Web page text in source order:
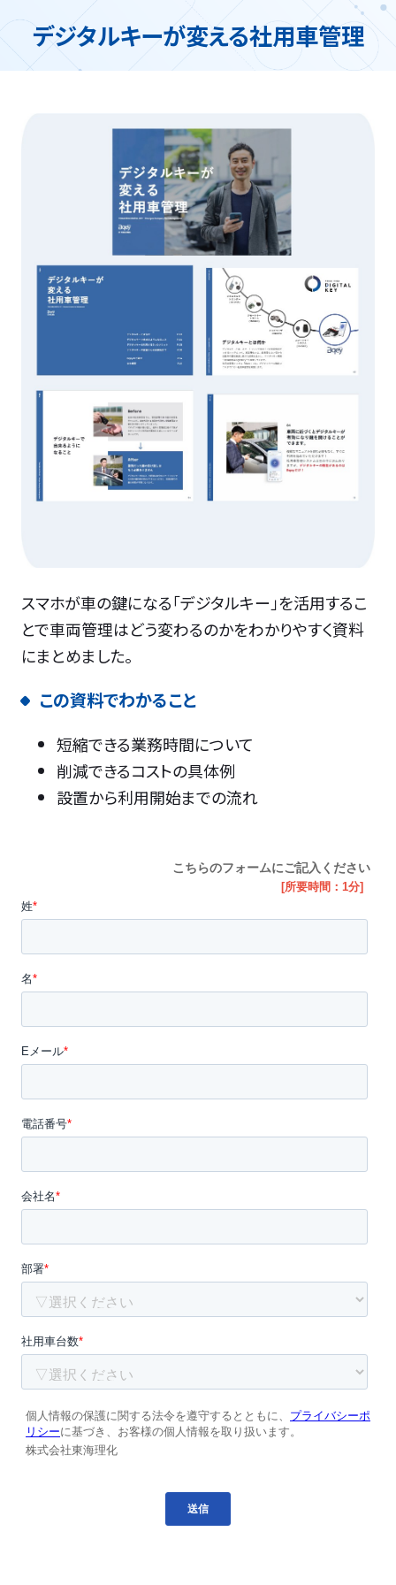
デジタルキーが変える社用車管理
スマホが車の鍵になる「デジタルキー」を活用するこ
とで車両管理はどう変わるのかをわかりやすく資料
にまとめました。
この資料でわかること
短縮できる業務時間について
削減できるコストの具体例
設置から利用開始までの流れ